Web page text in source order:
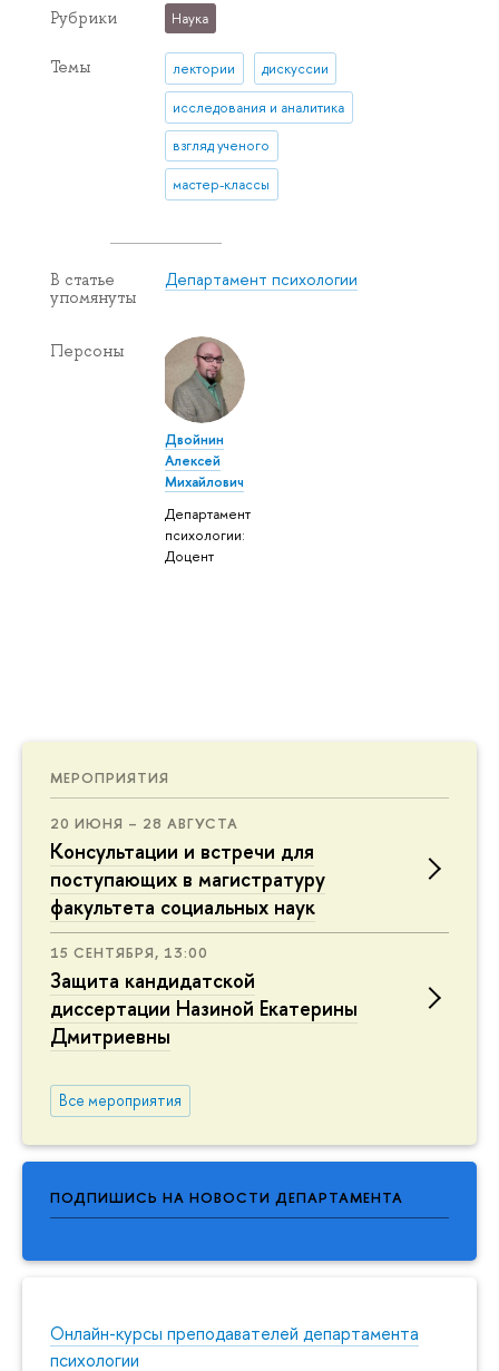
МЕРОПРИЯТИЯ
20 ИЮНЯ – 28 АВГУСТА
Консультации и встречи для
поступающих в магистратуру
факультета социальных наук
15 СЕНТЯБРЯ, 13:00
Защита кандидатской
диссертации Назиной Екатерины
Дмитриевны
Все мероприятия
ПОДПИШИСЬ НА НОВОСТИ ДЕПАРТАМЕНТА
Онлайн-курсы преподавателей департамента
психологии
Рубрики Наука
Темы лектории дискуссии
исследования и аналитика
взгляд ученого
мастер-классы
В статье
упомянуты
Департамент психологии
Персоны
Двойнин
Алексей
Михайлович
Департамент
психологии:
Доцент